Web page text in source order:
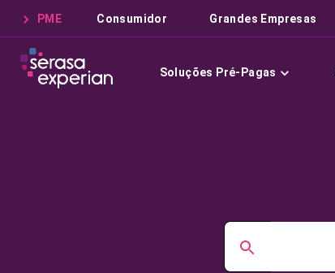
PME Consumidor Grandes Empresas
Soluções Pré-Pagas